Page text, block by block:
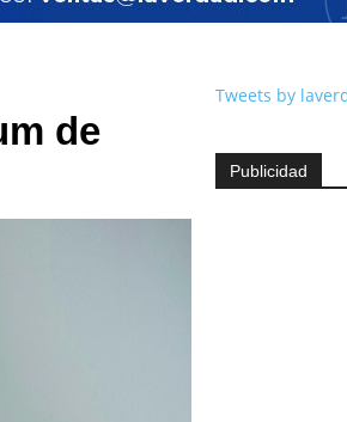
de
Tweets by
Publicidad